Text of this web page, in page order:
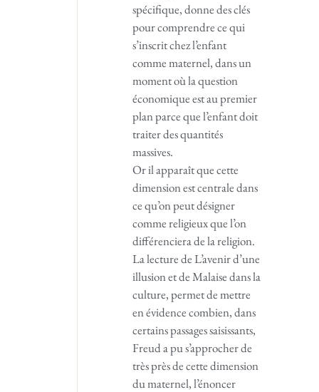
spécifique, donne des clés
pour comprendre ce qui
s’inscrit chez l’enfant
comme maternel, dans un
moment où la question
économique est au premier
plan parce que l’enfant doit
traiter des quantités
massives.
Or il apparaît que cette
dimension est centrale dans
ce qu’on peut désigner
comme religieux que l’on
différenciera de la religion.
La lecture de L’avenir d’une
illusion et de Malaise dans la
culture, permet de mettre
en évidence combien, dans
certains passages saisissants,
Freud a pu s’approcher de
très près de cette dimension
du maternel, l’énoncer